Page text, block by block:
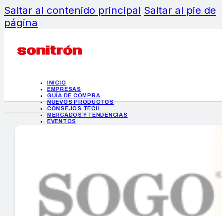
Saltar al contenido principal Saltar al pie de
página
INICIO
EMPRESAS
GUÍA DE COMPRA
NUEVOS PRODUCTOS
CONSEJOS TECH
MERCADOS Y TENDENCIAS
EVENTOS
INICIO
EMPRESAS